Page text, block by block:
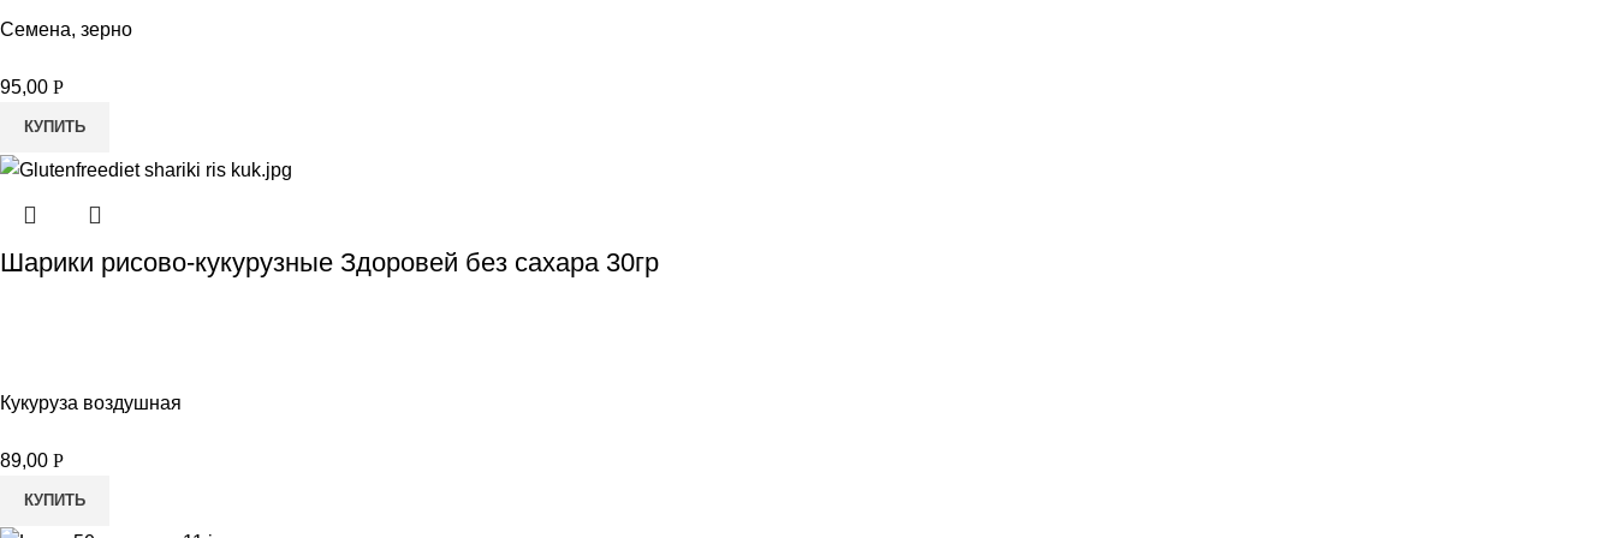
Семена, зерно
95,00 Р
КУПИТЬ
Шарики рисово-кукурузные Здоровей без сахара 30гр
Кукуруза воздушная
89,00 Р
КУПИТЬ